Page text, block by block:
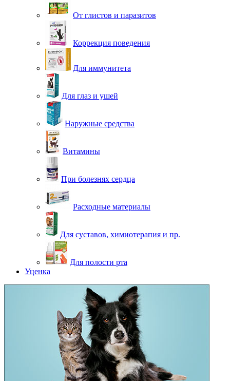
От глистов и паразитов
Коррекция поведения
Для иммунитета
Для глаз и ушей
Наружные средства
Витамины
При болезнях сердца
Расходные материалы
Для суставов, химиотерапия и пр.
Для полости рта
Уценка